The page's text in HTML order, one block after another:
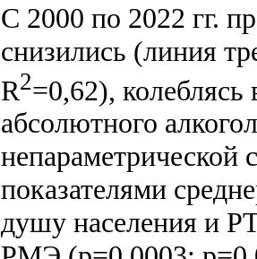
С 2000 по 2022 гг.
снизились (линия
R2=0,62), колеблясь
абсолютного
непараметрической
показателями
душу населения и